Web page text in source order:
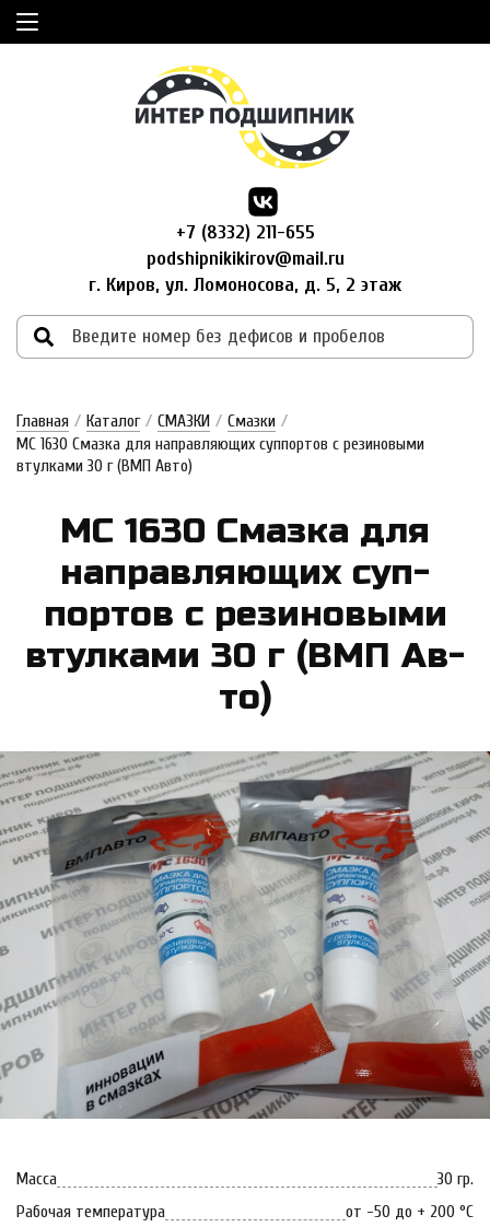
+7 (8332) 211-655
podshipnikikirov@mail.ru
г. Киров, ул. Ломоносова, д. 5, 2 этаж
Главная / Каталог / СМАЗКИ / Смазки /
МС 1630 Смазка для направляющих суппортов с резиновыми
втулками 30 г (ВМП Авто)
МС 1630 Смаз­ка для
нап­равля­ю­щих суп­
портов с ре­зи­но­вы­ми
втул­ка­ми 30 г (ВМП Ав­
то)
Масса
30 гр.
Рабочая температура
от -50 до + 200 °С